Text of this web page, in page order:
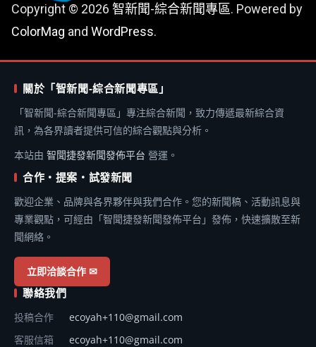
Copyright © 2026 智新聞-綜合新聞專區. Powered by
ColorMag and WordPress.
關於「智新聞-綜合新聞專區」
「智新聞-綜合新聞專區」專注綜合新聞，致力傳遞最新綜合資
訊，為各界讀者提供可信的綜合觀點與分析。
本站由 智聞捷發新聞發佈平台 營運。
合作・提案・試發新聞
歡迎企業、品牌與各界夥伴與我們合作。您的新聞稿、活動訊息與
專業觀點，可經由「智聞捷發新聞發佈平台」發佈，快速擴散至新
聞網絡。
立即洽談合作 ✉
聯絡我們
投稿合作
ecoyah+110@gmail.com
客服信箱
ecoyah+110@gmail.com